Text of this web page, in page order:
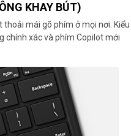
KHAY BÚT)
thoải mái gõ phím ở mọi nơi. Kiểu
chính xác và phím Copilot mới